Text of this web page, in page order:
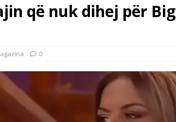
që nuk dihej për Big
0